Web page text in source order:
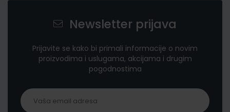
Newsletter prijava
Prijavite se kako bi primali informacije o novim
proizvodima i uslugama, akcijama i drugim
pogodnostima